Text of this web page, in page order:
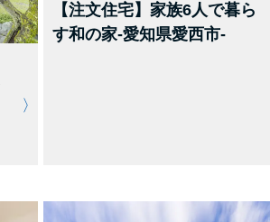
【注文住宅】家族6人で暮ら
す和の家-愛知県愛西市-